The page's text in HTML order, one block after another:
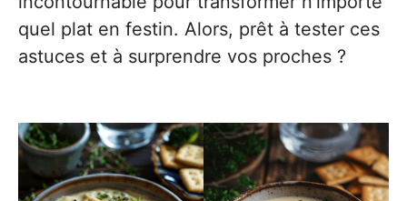
quel plat en festin. Alors, prêt à tester ces
astuces et à surprendre vos proches ?